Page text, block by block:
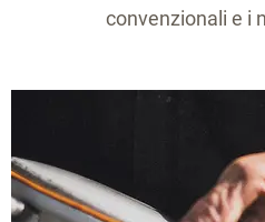
convenzionali e i